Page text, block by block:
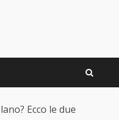
Ecco le due